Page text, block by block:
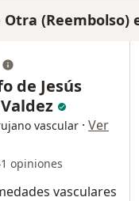
(Reembolso)
de Jesús
vascular · Ver
opiniones
vasculares